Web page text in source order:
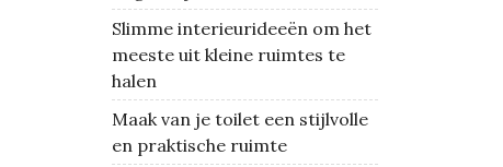
Slimme interieurideeën om het
meeste uit kleine ruimtes te
halen
Maak van je toilet een stijlvolle
en praktische ruimte